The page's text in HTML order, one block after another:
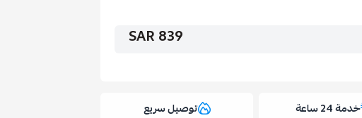
839 SAR
خدمة 24 ساعة توصيل سريع